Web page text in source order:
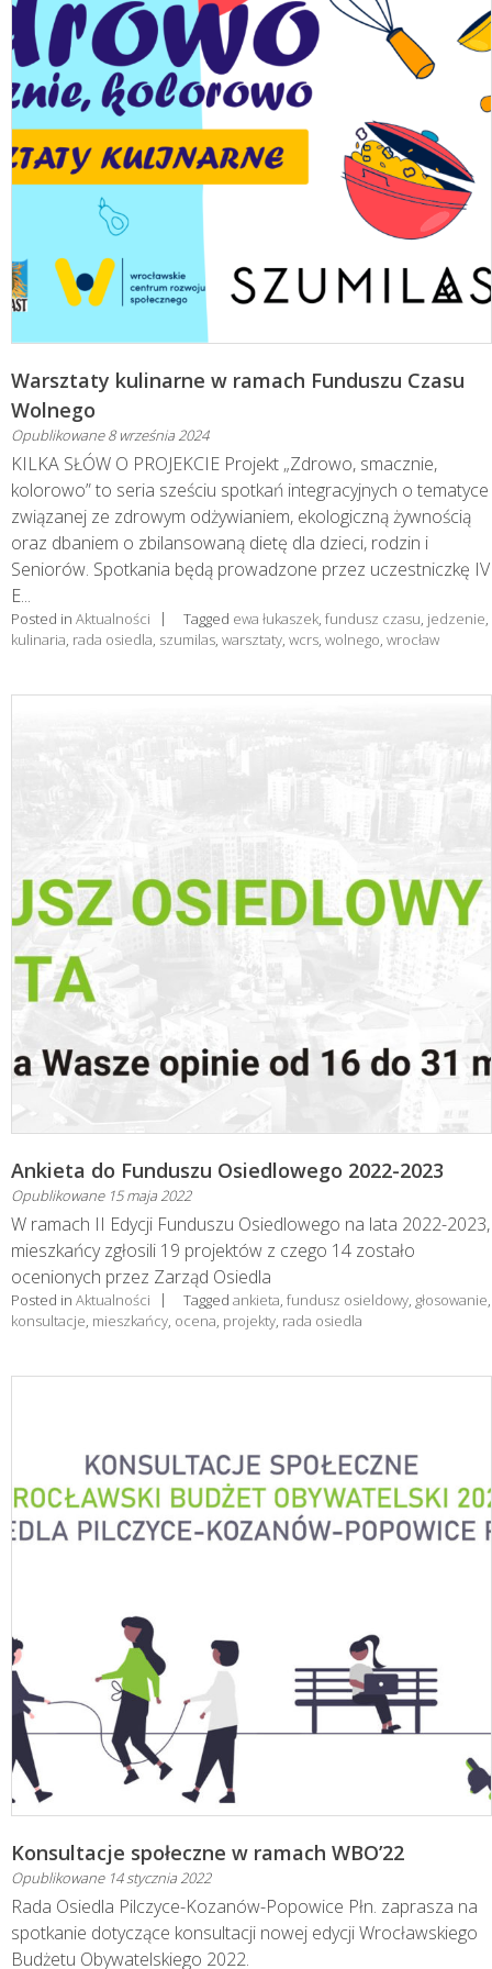
Warsztaty kulinarne w ramach Funduszu Czasu
Wolnego
Opublikowane8 września 2024
KILKA SŁÓW O PROJEKCIE Projekt „Zdrowo, smacznie,
kolorowo” to seria sześciu spotkań integracyjnych o tematyce
związanej ze zdrowym odżywianiem, ekologiczną żywnością
oraz dbaniem o zbilansowaną dietę dla dzieci, rodzin i
Seniorów. Spotkania będą prowadzone przez uczestniczkę IV
E...
Posted in Aktualności Tagged ewa łukaszek fundusz czasu jedzenie
kulinaria rada osiedla szumilas warsztaty wcrs wolnego wrocław
Ankieta do Funduszu Osiedlowego 2022-2023
Opublikowane 15 maja 2022
W ramach II Edycji Funduszu Osiedlowego na lata 2022-2023,
mieszkańcy zgłosili 19 projektów z czego 14 zostało
ocenionych przez Zarząd Osiedla
Posted in Aktualności Tagged ankieta, fundusz osieldowy, głosowanie,
konsultacje, mieszkańcy, ocena, projekty, rada osiedla
Konsultacje społeczne w ramach WBO’22
Opublikowane 14 stycznia 2022
Rada Osiedla Pilczyce-Kozanów-Popowice Płn. zaprasza na
spotkanie dotyczące konsultacji nowej edycji Wrocławskiego
Budżetu Obywatelskiego 2022.